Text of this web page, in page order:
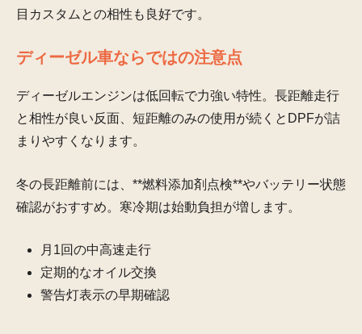
目カスタムとの相性も良好です。
ディーゼル車ならではの注意点
ディーゼルエンジンは低回転で力強い特性。長距離走行
と相性が良い反面、短距離のみの使用が続くとDPFが詰
まりやすくなります。
冬の長距離前には、**燃料添加剤点検**やバッテリー状態
確認がおすすめ。寒冷期は始動負担が増します。
月1回の中高速走行
定期的なオイル交換
警告灯表示の早期確認